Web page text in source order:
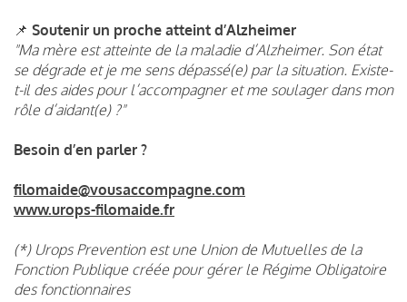
📌 Soutenir un proche atteint d’Alzheimer
"Ma mère est atteinte de la maladie d’Alzheimer. Son état
se dégrade et je me sens dépassé(e) par la situation. Existe-
t-il des aides pour l’accompagner et me soulager dans mon
rôle d’aidant(e) ?"
Besoin d’en parler ?
filomaide@vousaccompagne.com
www.urops-filomaide.fr
(*) Urops Prevention est une Union de Mutuelles de la
Fonction Publique créée pour gérer le Régime Obligatoire
des fonctionnaires